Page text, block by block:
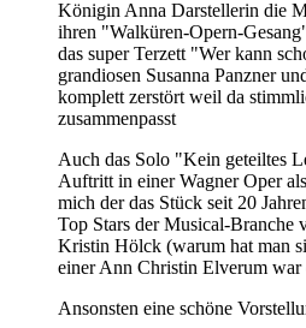
Königin Anna Darstellerin die
ihren "Walküren-Opern-
das super Terzett "Wer kann
grandiosen Susanna Panzner
komplett zerstört weil da
zusammenpasst
Auch das Solo "Kein geteiltes
Auftritt in einer Wagner Oper
mich der das Stück seit 20
Top Stars der Musical-Branche
Kristin Hölck (warum hat man
einer Ann Christin Elverum war
Ansonsten eine schöne